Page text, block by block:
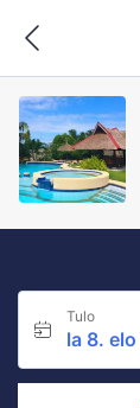
Tulo
la 8. elo